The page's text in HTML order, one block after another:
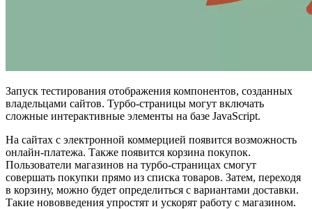
Запуск тестирования отображения компонентов, созданных
владельцами сайтов. Турбо-страницы могут включать
сложные интерактивные элементы на базе JavaScript.
На сайтах с электронной коммерцией появится возможность
онлайн-платежа. Также появится корзина покупок.
Пользователи магазинов на турбо-страницах смогут
совершать покупки прямо из списка товаров. Затем, переходя
в корзину, можно будет определиться с вариантами доставки.
Такие нововведения упростят и ускорят работу с магазином.